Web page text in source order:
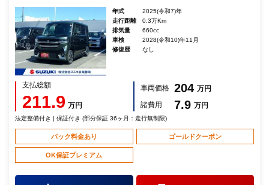
年式
2025(令和7)年
走行距離
0.3万Km
排気量
660cc
車検
2028(令和10)年11月
修復歴
なし
支払総額
211.9 万円
車両価格 204 万円
諸費用
7.9 万円
法定整備付き | 保証付き (部分保証 36ヶ月：走行無制限)
パック料金あり ゴールドクーポン
OK保証プレミアム